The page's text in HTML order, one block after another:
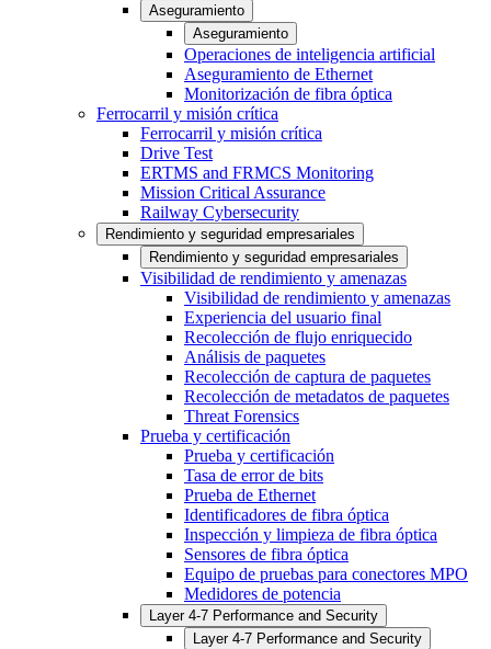
Aseguramiento
Aseguramiento
Operaciones de inteligencia artificial
Aseguramiento de Ethernet
Monitorización de fibra óptica
Ferrocarril y misión crítica
Ferrocarril y misión crítica
Drive Test
ERTMS and FRMCS Monitoring
Mission Critical Assurance
Railway Cybersecurity
Rendimiento y seguridad empresariales
Rendimiento y seguridad empresariales
Visibilidad de rendimiento y amenazas
Visibilidad de rendimiento y amenazas
Experiencia del usuario final
Recolección de flujo enriquecido
Análisis de paquetes
Recolección de captura de paquetes
Recolección de metadatos de paquetes
Threat Forensics
Prueba y certificación
Prueba y certificación
Tasa de error de bits
Prueba de Ethernet
Identificadores de fibra óptica
Inspección y limpieza de fibra óptica
Sensores de fibra óptica
Equipo de pruebas para conectores MPO
Medidores de potencia
Layer 4-7 Performance and Security
Layer 4-7 Performance and Security